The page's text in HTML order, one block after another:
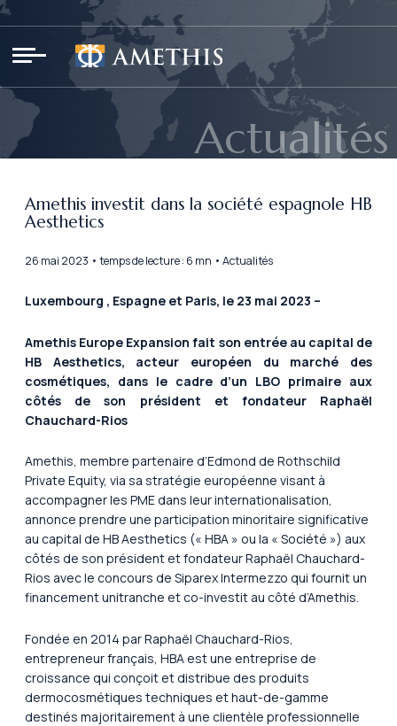
Actualités
Amethis investit dans la société espagnole HB
Aesthetics
26 mai 2023 • temps de lecture : 6 mn • Actualités
Luxembourg , Espagne et Paris, le 23 mai 2023 –
Amethis Europe Expansion fait son entrée au capital de
HB Aesthetics, acteur européen du marché des
cosmétiques, dans le cadre d’un LBO primaire aux
côtés de son président et fondateur Raphaël
Chauchard-Rios
Amethis, membre partenaire d’Edmond de Rothschild
Private Equity, via sa stratégie européenne visant à
accompagner les PME dans leur internationalisation,
annonce prendre une participation minoritaire significative
au capital de HB Aesthetics (« HBA » ou la « Société ») aux
côtés de son président et fondateur Raphaël Chauchard-
Rios avec le concours de Siparex Intermezzo qui fournit un
financement unitranche et co-investit au côté d’Amethis.
Fondée en 2014 par Raphaël Chauchard-Rios,
entrepreneur français, HBA est une entreprise de
croissance qui conçoit et distribue des produits
dermocosmétiques techniques et haut-de-gamme
destinés majoritairement à une clientèle professionnelle
Panneau de gestion des cookies